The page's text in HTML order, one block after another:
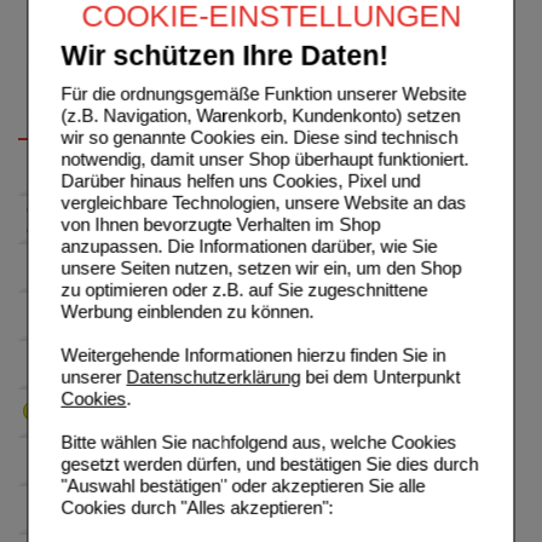
COOKIE-EINSTELLUNGEN
Wir schützen Ihre Daten!
Für die ordnungsgemäße Funktion unserer Website
(z.B. Navigation, Warenkorb, Kundenkonto) setzen
wir so genannte Cookies ein. Diese sind technisch
notwendig, damit unser Shop überhaupt funktioniert.
Darüber hinaus helfen uns Cookies, Pixel und
vergleichbare Technologien, unsere Website an das
von Ihnen bevorzugte Verhalten im Shop
anzupassen. Die Informationen darüber, wie Sie
unsere Seiten nutzen, setzen wir ein, um den Shop
zu optimieren oder z.B. auf Sie zugeschnittene
Werbung einblenden zu können.
Weitergehende Informationen hierzu finden Sie in
unserer Datenschutzerklärungbei dem Unterpunkt
Cookies.
Bitte wählen Sie nachfolgend aus, welche Cookies
gesetzt werden dürfen, und bestätigen Sie dies durch
"Auswahl bestätigen" oder akzeptieren Sie alle
Cookies durch "Alles akzeptieren":